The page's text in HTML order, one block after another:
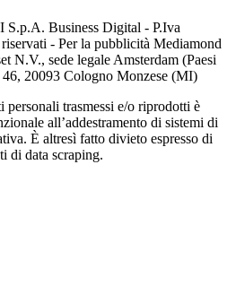
S.p.A. Business Digital - P.Iva
- Per la pubblicità Mediamond
N.V., sede legale Amsterdam (Paesi
20093 Cologno Monzese (MI)
personali trasmessi e/o riprodotti è
all’addestramento di sistemi di
È altresì fatto divieto espresso di
di data scraping.